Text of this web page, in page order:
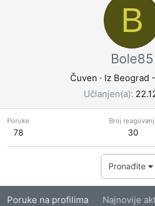
B
Bole85
Čuven · Iz Beograd
Učlanjen(a)
Poruke
78
Broj
30
Pronađite
Poruke na profilima Najnovije